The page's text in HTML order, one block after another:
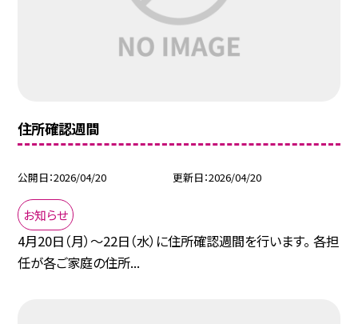
住所確認週間
公開日 2026/04/20 更新日 2026/04/20
お知らせ
4月20日（月）～22日（水）に住所確認週間を行います。 各担
任が各ご家庭の住所...